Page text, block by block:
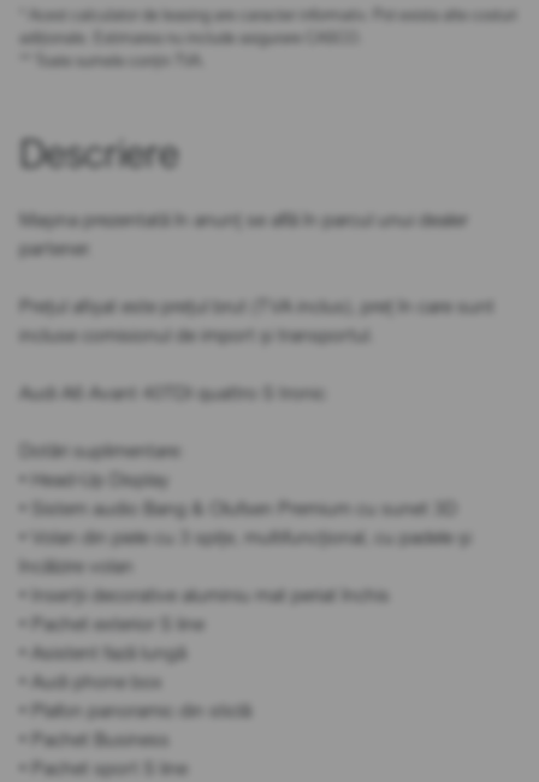
* Acest calculator de leasing are caracter informativ. Pot exista alte costuri
adiționale. Estimarea nu include asigurare CASCO.
** Toate sumele conțin TVA.
Descriere
Mașina prezentată în anunț se află în parcul unui dealer
partener.
Prețul afișat este prețul brut (TVA inclus), preț în care sunt
incluse comisionul de import și transportul.
Audi A6 Avant 40TDI quattro S tronic
Dotări suplimentare:
• Head-Up Display
• Sistem audio Bang & Olufsen Premium cu sunet 3D
• Volan din piele cu 3 spițe, multifuncțional, cu padele și
încălzire volan
• Inserții decorative aluminiu mat periat închis
• Pachet exterior S line
• Asistent fază lungă
• Audi phone box
• Plafon panoramic din sticlă
• Pachet Business
• Pachet sport S line